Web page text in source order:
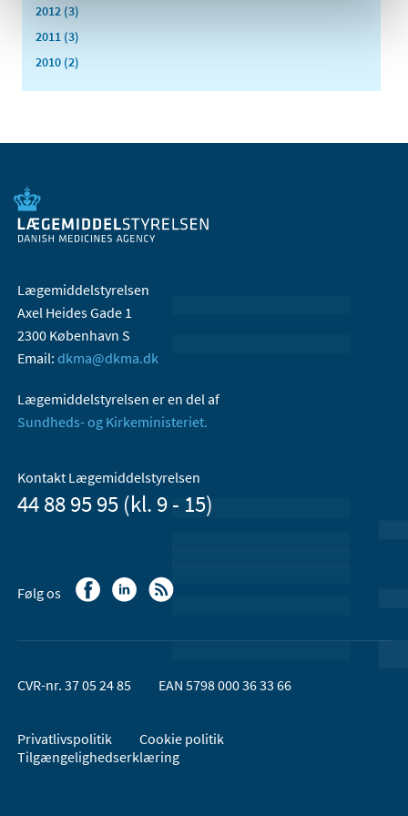
2012 (3)
2011 (3)
2010 (2)
Lægemiddelstyrelsen
Axel Heides Gade 1
2300 København S
Email: dkma@dkma.dk
Lægemiddelstyrelsen er en del af
Sundheds- og Kirkeministeriet.
Kontakt Lægemiddelstyrelsen
44 88 95 95 (kl. 9 - 15)
Følg os
CVR-nr. 37 05 24 85 EAN 5798 000 36 33 66
Privatlivspolitik
Cookie politik
Tilgængelighedserklæring